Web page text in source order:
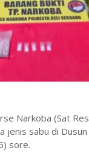
Narkoba (Sat
jenis sabu di
sore.